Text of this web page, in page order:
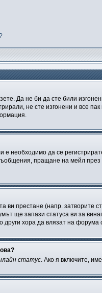
Да не би да сте били
не сте изгонени и все
необходимо да се
пращане на мейл
ви престане (напр.
ще запази статуса ви за
други хора да влязат на
статус. Ако я включите,